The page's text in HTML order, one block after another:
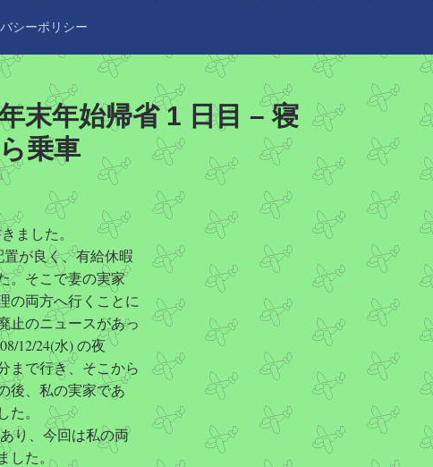
シーポリシー
末年始帰省 1 日目 – 寝
乗車
ました。
置が良く、有給休暇
。そこで妻の実家
の両方へ行くことに
止のニュースがあっ
12/24(水) の夜
まで行き、そこから
後、私の実家であ
。
り、今回は私の両
した。